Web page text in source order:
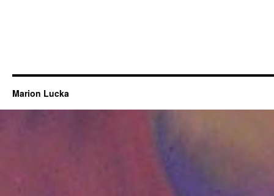
Marion Lucka